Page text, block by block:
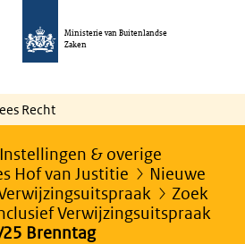
Ministerie van Buitenlandse
Zaken
Recht
Instellingen & overige
Hof van Justitie
Nieuwe
Zoek
Verwijzingsuitspraak
Brenntag